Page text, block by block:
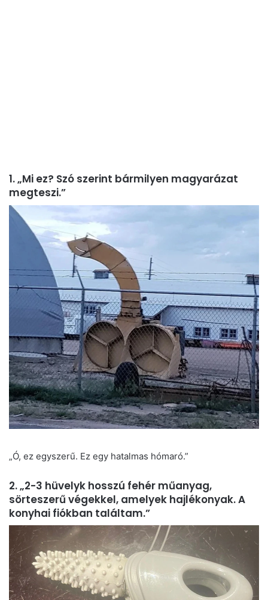
1. „Mi ez? Szó szerint bármilyen magyarázat
megteszi.”
„Ó, ez egyszerű. Ez egy hatalmas hómaró.”
2. „2-3 hüvelyk hosszú fehér műanyag,
sörteszerű végekkel, amelyek hajlékonyak. A
konyhai fiókban találtam.”